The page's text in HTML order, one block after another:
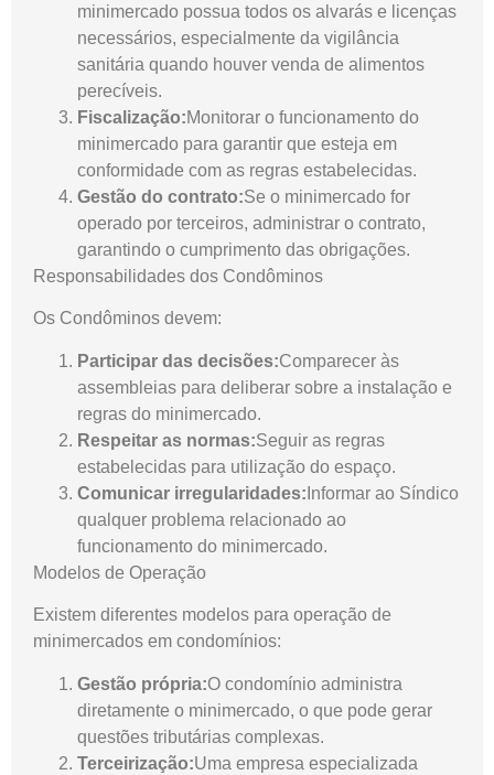
minimercado possua todos os alvarás e licenças
necessários, especialmente da vigilância
sanitária quando houver venda de alimentos
perecíveis.
Fiscalização:Monitorar o funcionamento do
minimercado para garantir que esteja em
conformidade com as regras estabelecidas.
Gestão do contrato:Se o minimercado for
operado por terceiros, administrar o contrato,
garantindo o cumprimento das obrigações.
Responsabilidades dos Condôminos
Os Condôminos devem:
Participar das decisões:Comparecer às
assembleias para deliberar sobre a instalação e
regras do minimercado.
Respeitar as normas:Seguir as regras
estabelecidas para utilização do espaço.
Comunicar irregularidades: Informar ao Síndico
qualquer problema relacionado ao
funcionamento do minimercado.
Modelos de Operação
Existem diferentes modelos para operação de
minimercados em condomínios:
Gestão própria:O condomínio administra
diretamente o minimercado, o que pode gerar
questões tributárias complexas.
Terceirização:Uma empresa especializada